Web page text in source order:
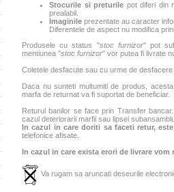
Stocurile si preturile pot diferi din
prealabil.
Imaginile prezentate au caracter
Diferentele de aspect nu modifica
Produsele cu status "stoc furnizor" pot
mentiunea "stoc furnizor" vor putea fi livrate
Coletele desfacute sau cu urme de
Daca nu sunteti multumiti de produs,
marfa de returnat va fi suportat de beneficiar.
Returul banilor se face prin Transfer
cazul deteriorarii marfii sau lipsei
In cazul in care doriti sa faceti retur,
telefonice afisate.
In cazul in care exista erori de livrare
Va rugam sa aruncati deseurile